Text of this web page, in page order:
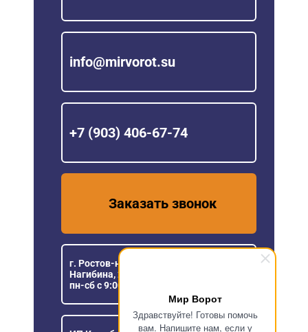
Мир Ворот
Здравствуйте! Готовы помочь
вам. Напишите нам, если у
info@mirvorot.su
+7 (903) 406-67-74
Заказать звонок
г. Ростов-на-Дону, пр. Михаила
Нагибина, 23
пн-сб с 9:00 до 18:00